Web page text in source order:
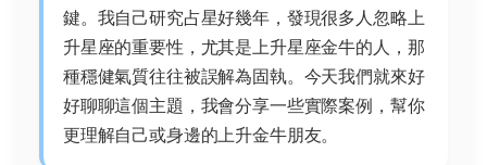
鍵。我自己研究占星好幾年，發現很多人忽略上
升星座的重要性，尤其是上升星座金牛的人，那
種穩健氣質往往被誤解為固執。今天我們就來好
好聊聊這個主題，我會分享一些實際案例，幫你
更理解自己或身邊的上升金牛朋友。